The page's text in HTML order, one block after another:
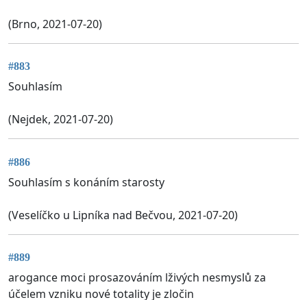
(Brno, 2021-07-20)
#883
Souhlasím
(Nejdek, 2021-07-20)
#886
Souhlasím s konáním starosty
(Veselíčko u Lipníka nad Bečvou, 2021-07-20)
#889
arogance moci prosazováním lživých nesmyslů za
účelem vzniku nové totality je zločin